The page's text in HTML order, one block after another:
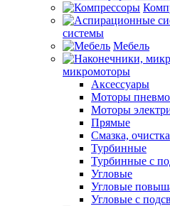
системы
Мебель
микромоторы
Аксессуары
Моторы
Моторы
Прямые
Смазка, очистка
Турбинные
Турбинные с
Угловые
Угловые
Угловые с